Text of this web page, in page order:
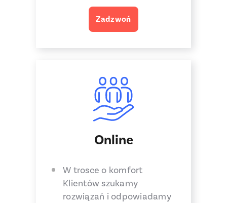
Zadzwoń
Online
W trosce o komfort
Klientów szukamy
rozwiązań i odpowiadamy